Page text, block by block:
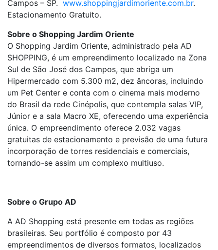
Campos – SP. www.shoppingjardimoriente.com.br.
Estacionamento Gratuito.
Sobre o Shopping Jardim Oriente
O Shopping Jardim Oriente, administrado pela AD
SHOPPING, é um empreendimento localizado na Zona
Sul de São José dos Campos, que abriga um
Hipermercado com 5.300 m2, dez âncoras, incluindo
um Pet Center e conta com o cinema mais moderno
do Brasil da rede Cinépolis, que contempla salas VIP,
Júnior e a sala Macro XE, oferecendo uma experiência
única. O empreendimento oferece 2.032 vagas
gratuitas de estacionamento e previsão de uma futura
incorporação de torres residenciais e comerciais,
tornando-se assim um complexo multiuso.
Sobre o Grupo AD
A AD Shopping está presente em todas as regiões
brasileiras. Seu portfólio é composto por 43
empreendimentos de diversos formatos, localizados